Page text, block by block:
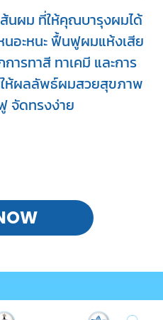
นผม ที่ให้คุณบารุงผมได้
นอะหนะ ฟื้นฟูผมแห้งเสีย
ารทาสี ทาเคมี และการ
ห้ผลลัพธ์ผมสวยสุขภาพ
จัดทรงง่าย